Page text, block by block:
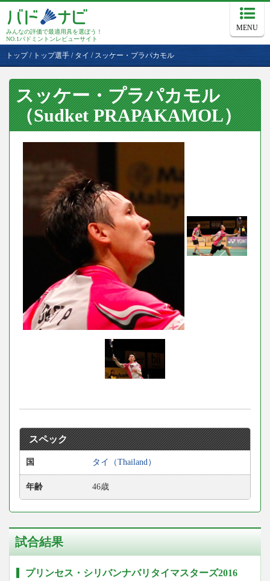
みんなの評価で最適用具を選ぼう！
NO.1バドミントンレビューサイト
MENU
トップ/ トップ選手 / タイ / スッケー・プラパカモル
スッケー・プラパカモル
（Sudket PRAPAKAMOL）
スペック
国 タイ（Thailand）
年齢 46歳
試合結果
プリンセス・シリバンナバリタイマスターズ2016